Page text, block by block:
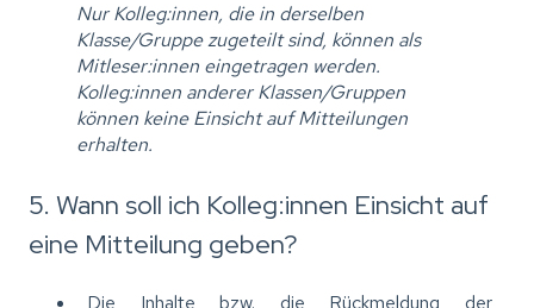
Nur Kolleg:innen, die in derselben
Klasse/Gruppe zugeteilt sind, können als
Mitleser:innen eingetragen werden.
Kolleg:innen anderer Klassen/Gruppen
können keine Einsicht auf Mitteilungen
erhalten.
5. Wann soll ich Kolleg:innen Einsicht auf
eine Mitteilung geben?
Die Inhalte bzw. die Rückmeldung der